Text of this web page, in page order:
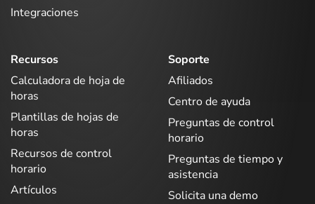
Integraciones
Recursos
Calculadora de hoja de
horas
Plantillas de hojas de
horas
Recursos de control
horario
Artículos
Soporte
Afiliados
Centro de ayuda
Preguntas de control
horario
Preguntas de tiempo y
asistencia
Solicita una demo